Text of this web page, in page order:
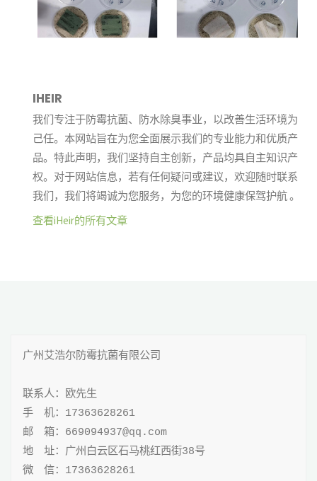
IHEIR
我们专注于防霉抗菌、防水除臭事业，以改善生活环境为
己任。本网站旨在为您全面展示我们的专业能力和优质产
品。特此声明，我们坚持自主创新，产品均具自主知识产
权。对于网站信息，若有任何疑问或建议，欢迎随时联系
我们，我们将竭诚为您服务，为您的环境健康保驾护航 。
查看iHeir的所有文章
广州艾浩尔防霉抗菌有限公司
联系人：欧先生
手 机：17363628261
邮 箱：669094937@qq.com
地 址：广州白云区石马桃红西街38号
微 信：17363628261